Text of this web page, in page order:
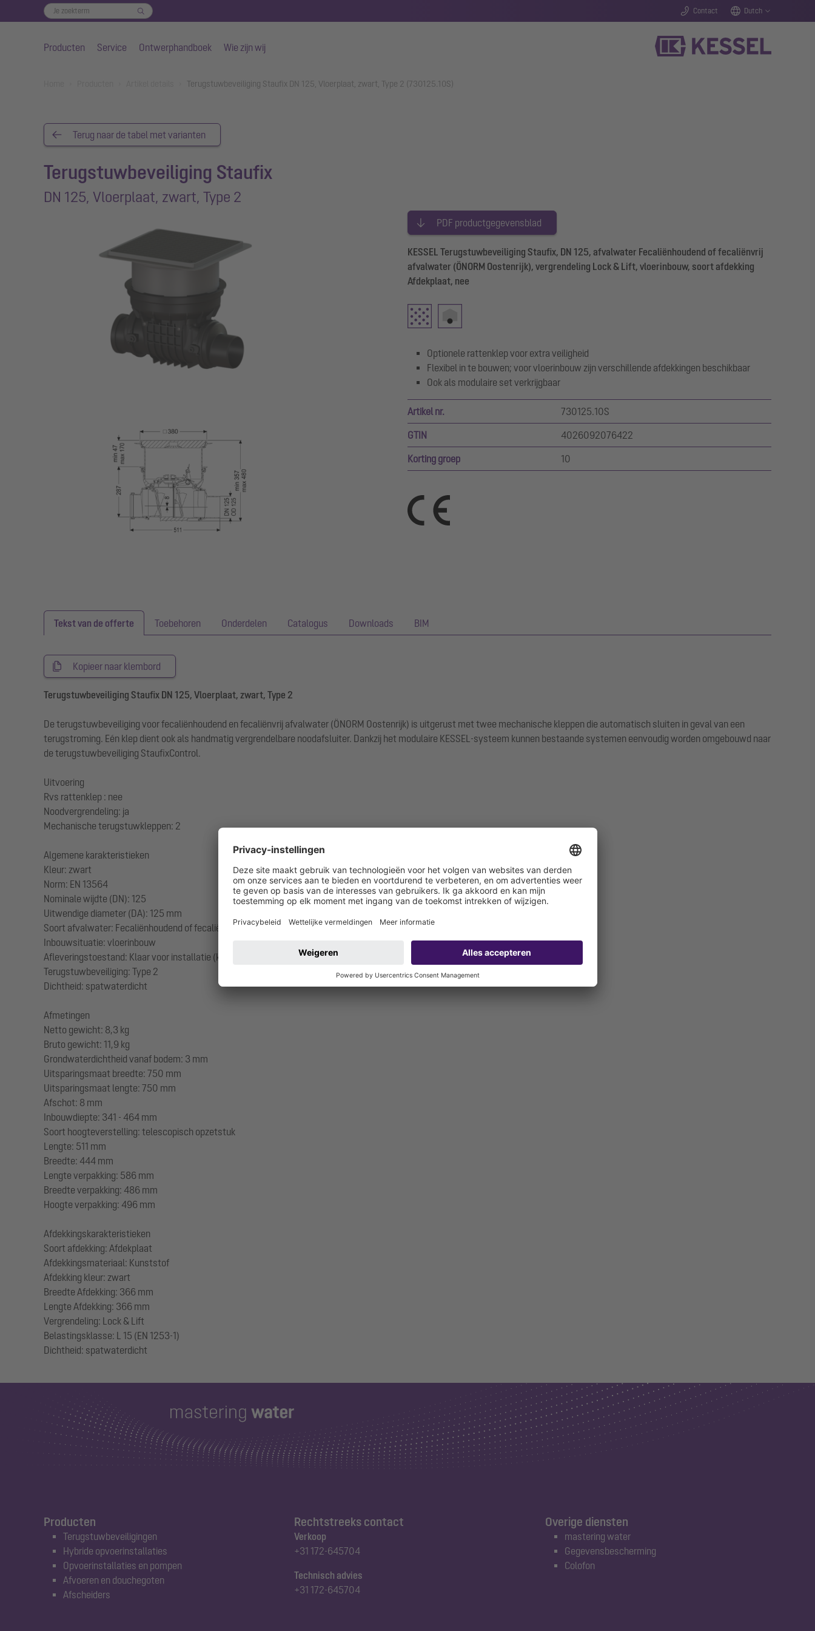
Contact Dutch
Producten Service Ontwerphandboek Wie zijn wij
Terugstuwbeveiliging Staufix DN 125, Vloerplaat, zwart, Type 2 (730125.10S)
Terug naar de tabel met varianten
Terugstuwbeveiliging Staufix
DN 125, Vloerplaat, zwart, Type 2
PDF productgegevensblad
KESSEL Terugstuwbeveiliging Staufix, DN 125, afvalwater Fecaliënhoudend of fecaliënvrij
afvalwater (ÖNORM Oostenrijk), vergrendeling Lock & Lift, vloerinbouw, soort afdekking
Afdekplaat, nee
Optionele rattenklep voor extra veiligheid
Flexibel in te bouwen; voor vloerinbouw zijn verschillende afdekkingen beschikbaar
Ook als modulaire set verkrijgbaar
Artikel nr. 730125.10S
GTIN 4026092076422
Korting groep 10
Tekst van de offerte Toebehoren Onderdelen Catalogus Downloads BIM
Kopieer naar klembord
Terugstuwbeveiliging Staufix DN 125, Vloerplaat, zwart, Type 2
De terugstuwbeveiliging voor fecaliënhoudend en fecaliënvrij afvalwater (ÖNORM Oostenrijk) is uitgerust met twee mechanische kleppen die automatisch sluiten in geval van een
terugstroming. Eén klep dient ook als handmatig vergrendelbare noodafsluiter. Dankzij het modulaire KESSEL-systeem kunnen bestaande systemen eenvoudig worden omgebouwd naar
de terugstuwbeveiliging StaufixControl.
Uitvoering
Rvs rattenklep : nee
Noodvergrendeling: ja
Mechanische terugstuwkleppen: 2
Algemene karakteristieken
Kleur: zwart
Norm: EN 13564
Nominale wijdte (DN): 125
Uitwendige diameter (DA): 125 mm
Soort afvalwater: Fecaliënhoudend of fecaliënvrij afvalwater (ÖNORM Oostenrijk)
Inbouwsituatie: vloerinbouw
Afleveringstoestand: Klaar voor installatie (koppelstukken bouwzijdig aan te sluiten)
Terugstuwbeveiliging: Type 2
Dichtheid: spatwaterdicht
Afmetingen
Netto gewicht: 8,3 kg
Bruto gewicht: 11,9 kg
Grondwaterdichtheid vanaf bodem: 3 mm
Uitsparingsmaat breedte: 750 mm
Uitsparingsmaat lengte: 750 mm
Afschot: 8 mm
Inbouwdiepte: 341 - 464 mm
Soort hoogteverstelling: telescopisch opzetstuk
Lengte: 511 mm
Breedte: 444 mm
Lengte verpakking: 586 mm
Breedte verpakking: 486 mm
Hoogte verpakking: 496 mm
Afdekkingskarakteristieken
Soort afdekking: Afdekplaat
Afdekkingsmateriaal: Kunststof
Afdekking kleur: zwart
Breedte Afdekking: 366 mm
Lengte Afdekking: 366 mm
Vergrendeling: Lock & Lift
Belastingsklasse: L 15 (EN 1253-1)
Producten
Terugstuwbeveiligingen
Hybride opvoerinstallaties
Opvoerinstallaties en pompen
Afvoeren en douchegoten
Afscheiders
Rechtstreeks contact
Verkoop
+31 172-645704
Technisch advies
+31 172-645704
Overige diensten
mastering water
Gegevensbescherming
Colofon